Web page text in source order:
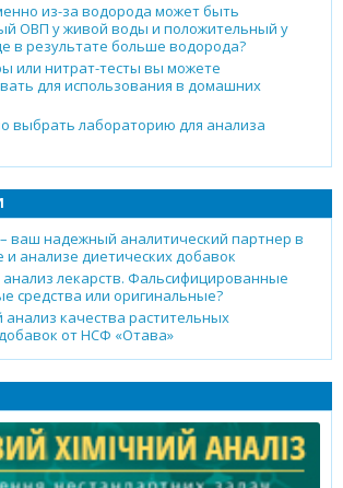
из-за водорода может быть
ОВП у живой воды и положительный у
в результате больше водорода?
или нитрат-тесты вы можете
для использования в домашних
выбрать лабораторию для анализа
ваш надежный аналитический партнер в
и анализе диетических добавок
лекарств. Фальсифицированные
средства или оригинальные?
качества растительных
от НСФ «Отава»